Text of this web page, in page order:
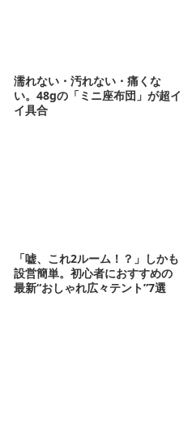
濡れない・汚れない・痛くな
い。48gの「ミニ座布団」が超イ
イ具合
「嘘、これ2ルーム！？」しかも
設営簡単。初心者におすすめの
最新“おしゃれ広々テント”7選